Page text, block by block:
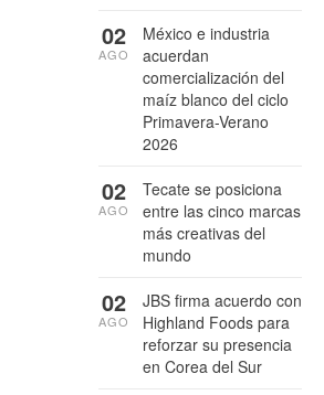
México e industria
acuerdan
comercialización del
maíz blanco del ciclo
Primavera-Verano
2026
02
AGO
Tecate se posiciona
entre las cinco marcas
más creativas del
mundo
02
AGO
JBS firma acuerdo con
Highland Foods para
reforzar su presencia
en Corea del Sur
02
AGO